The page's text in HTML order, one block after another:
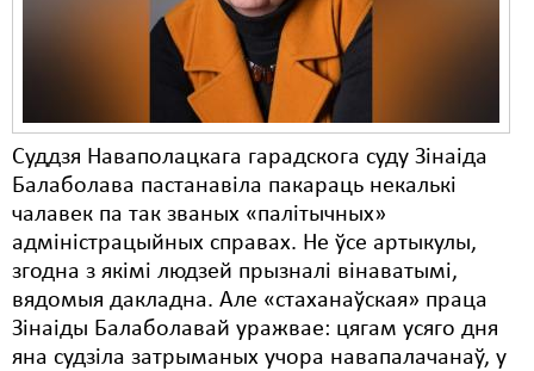
Суддзя Наваполацкага гарадскога суду Зінаіда
Балаболава пастанавіла пакараць некалькі
чалавек па так званых «палітычных»
адміністрацыйных справах. Не ўсе артыкулы,
згодна з якімі людзей прызналі вінаватымі,
вядомыя дакладна. Але «стаханаўская» праца
Зінаіды Балаболавай уражвае: цягам усяго дня
яна судзіла затрыманых учора навапалачанаў, у